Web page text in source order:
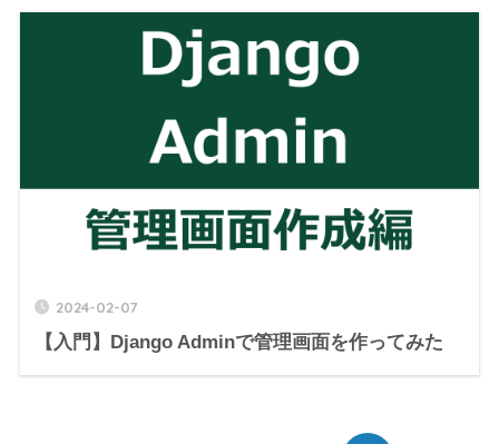
2024-02-07
【入門】Django Adminで管理画面を作ってみた